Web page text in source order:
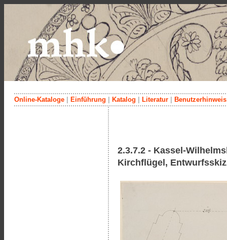
Online-Kataloge Einführung Katalog Literatur Benutzerhinweis
2.3.7.2 - Kassel-
Kirchflügel,